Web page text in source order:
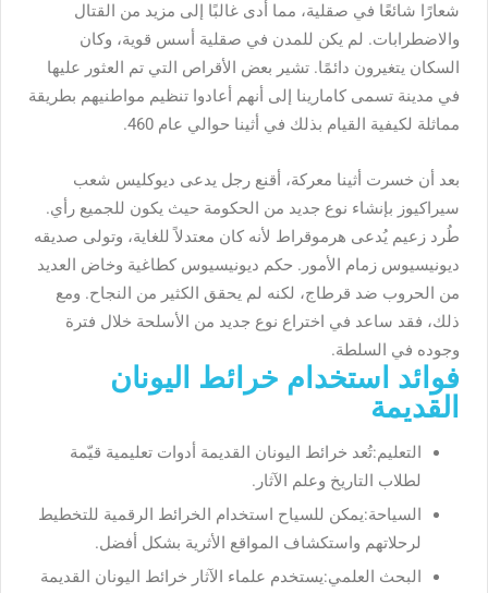
شعارًا شائعًا في صقلية، مما أدى غالبًا إلى مزيد من القتال
والاضطرابات. لم يكن للمدن في صقلية أسس قوية، وكان
السكان يتغيرون دائمًا. تشير بعض الأقراص التي تم العثور عليها
في مدينة تسمى كامارينا إلى أنهم أعادوا تنظيم مواطنيهم بطريقة
مماثلة لكيفية القيام بذلك في أثينا حوالي عام 460.
بعد أن خسرت أثينا معركة، أقنع رجل يدعى ديوكليس شعب
سيراكيوز بإنشاء نوع جديد من الحكومة حيث يكون للجميع رأي.
طُرد زعيم يُدعى هرموقراط لأنه كان معتدلاً للغاية، وتولى صديقه
ديونيسيوس زمام الأمور. حكم ديونيسيوس كطاغية وخاض العديد
من الحروب ضد قرطاج، لكنه لم يحقق الكثير من النجاح. ومع
ذلك، فقد ساعد في اختراع نوع جديد من الأسلحة خلال فترة
وجوده في السلطة.
فوائد استخدام خرائط اليونان
القديمة
التعليم:تُعد خرائط اليونان القديمة أدوات تعليمية قيّمة
لطلاب التاريخ وعلم الآثار.
السياحة:يمكن للسياح استخدام الخرائط الرقمية للتخطيط
لرحلاتهم واستكشاف المواقع الأثرية بشكل أفضل.
البحث العلمي:يستخدم علماء الآثار خرائط اليونان القديمة